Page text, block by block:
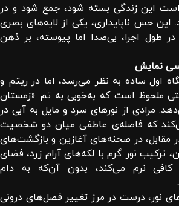
این زندگی بسته شود، جمع شود و در
این حس ناپایداری، یکی از لایه‌های بصری
طول اجرا، بی‌صدا اما پیوسته، بر ذهن
نمایش
اول ساده به نظر می‌رسد، اما در ریتم و
ملحوظ است که به‌خوبی به تم «زمستان
مرادی از نورهای سرد و مایل به آبی در
که فاصله‌ی عاطفی میان دو شخصیت
مقابل، در صحنه‌های آغازین و بازگشت‌های
ترکیب نور گرم با لکه‌های آرام زرد، فضای
کافی نرم می‌کند، بدون آن‌که به دام
نور، درست در مرز تغییر فصل‌های درونی